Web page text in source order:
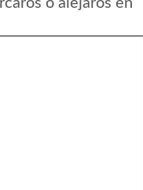
o alejaros en